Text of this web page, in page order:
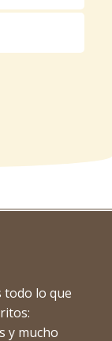
todo lo que
y mucho